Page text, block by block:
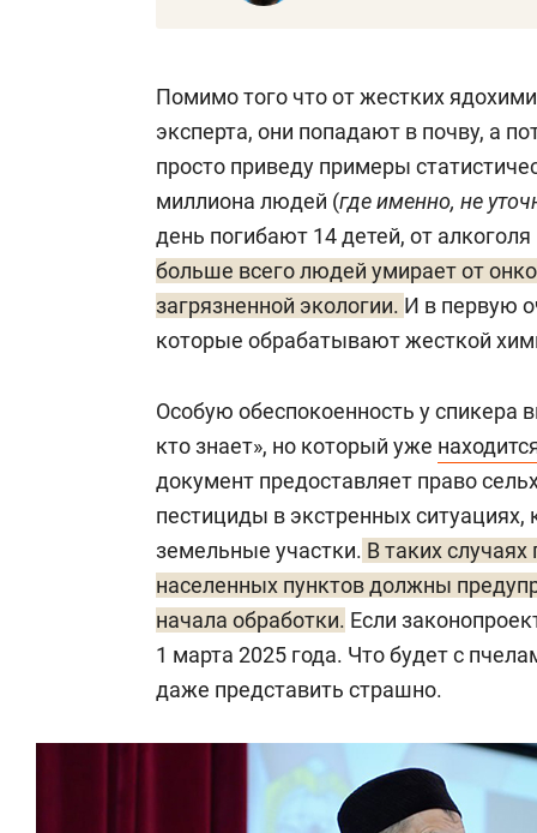
Помимо того что от жестких
эксперта, они попадают в почву, а
просто приведу примеры
миллиона людей (где именно, не
день погибают 14 детей, от
больше всего людей умирает от
загрязненной экологии. И в первую
которые обрабатывают жесткой
Особую обеспокоенность у спикера
кто знает», но который уже
документ предоставляет право
пестициды в экстренных ситуациях,
земельные участки. В таких
населенных пунктов должны
начала обработки. Если
1 марта 2025 года. Что будет с
даже представить страшно.